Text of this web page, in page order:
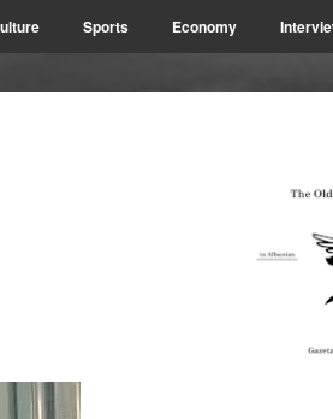
Sports Economy